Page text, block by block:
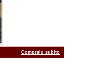
Compralo subito